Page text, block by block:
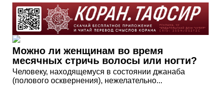
Можно ли женщинам во время
месячных стричь волосы или ногти?
Человеку, находящемуся в состоянии джанаба
(полового осквернения), нежелательно...